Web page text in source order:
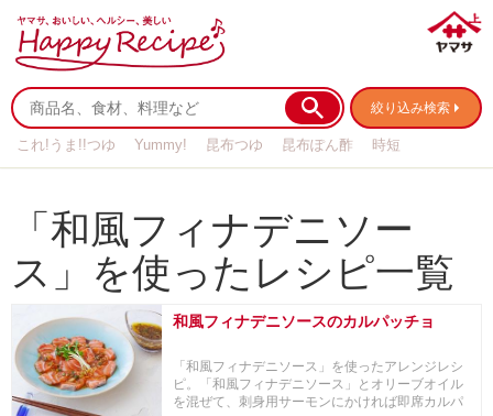
絞り込み検索
これ!うま!!つゆ Yummy! 昆布つゆ 昆布ぽん酢
時短
「和風フィナデニソー
ス」を使ったレシピ一覧
和風フィナデニソースのカルパッチョ
「和風フィナデニソース」を使ったアレンジレシ
ピ。「和風フィナデニソース」とオリーブオイル
を混ぜて、刺身用サーモンにかければ即席カルパ